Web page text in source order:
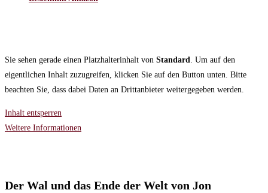
Sie sehen gerade einen Platzhalterinhalt von Standard
. Um auf den
eigentlichen Inhalt zuzugreifen, klicken Sie auf den Button unten. Bitte
beachten Sie, dass dabei Daten an Drittanbieter weitergegeben werden.
Inhalt entsperren
Weitere Informationen
Der Wal und das Ende der Welt von Jon